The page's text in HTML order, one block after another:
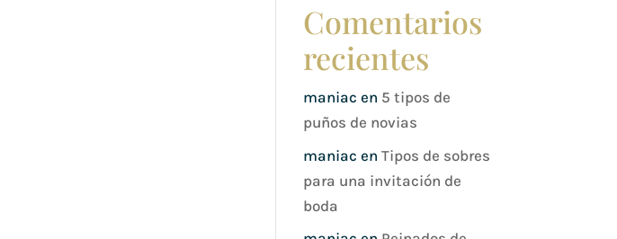
Comentarios
recientes
maniac en 5 tipos de
puños de novias
maniac en Tipos de sobres
para una invitación de
boda